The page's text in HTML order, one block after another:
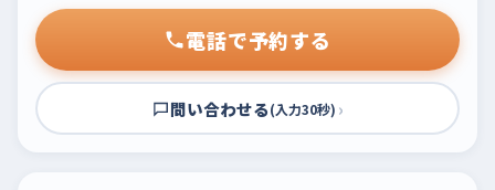
電話で予約する
問い合わせる(入力30秒) ›